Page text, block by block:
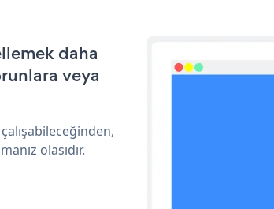
daha
veya
olasıdır.